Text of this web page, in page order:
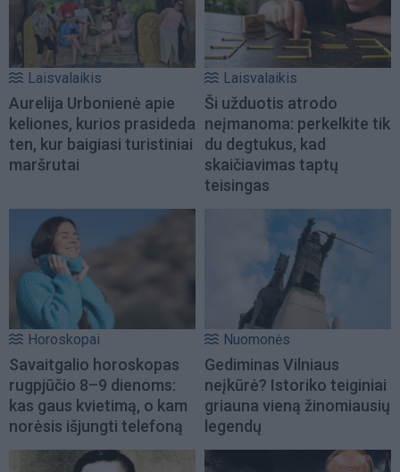
Laisvalaikis
Aurelija Urbonienė apie
keliones, kurios prasideda
ten, kur baigiasi turistiniai
maršrutai
Laisvalaikis
Ši užduotis atrodo
neįmanoma: perkelkite tik
du degtukus, kad
skaičiavimas taptų
teisingas
Horoskopai
Savaitgalio horoskopas
rugpjūčio 8–9 dienoms:
kas gaus kvietimą, o kam
norėsis išjungti telefoną
Nuomonės
Gediminas Vilniaus
neįkūrė? Istoriko teiginiai
griauna vieną žinomiausių
legendų